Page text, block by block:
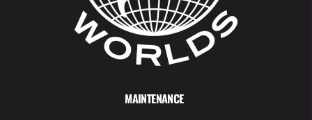
MAINTENANCE